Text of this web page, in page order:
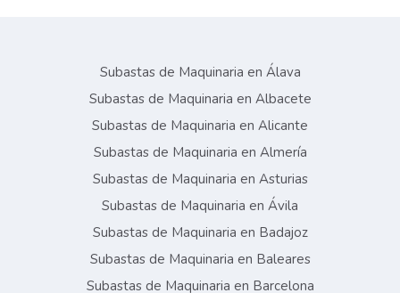
Subastas de Maquinaria en Álava
Subastas de Maquinaria en Albacete
Subastas de Maquinaria en Alicante
Subastas de Maquinaria en Almería
Subastas de Maquinaria en Asturias
Subastas de Maquinaria en Ávila
Subastas de Maquinaria en Badajoz
Subastas de Maquinaria en Baleares
Subastas de Maquinaria en Barcelona